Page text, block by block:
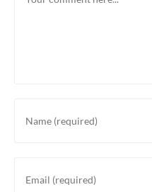
your
username
your